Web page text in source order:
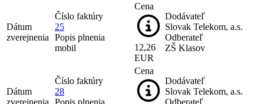
Dátum
zverejnenia
Číslo faktúry
25
Popis plnenia
mobil
Cena
12,26
EUR
Dodávateľ
Slovak Telekom, a.s.
Odberateľ
ZŠ Klasov
Dátum
zverejnenia
Číslo faktúry
28
Popis plnenia
Cena
Dodávateľ
Slovak Telekom, a.s.
Odberateľ